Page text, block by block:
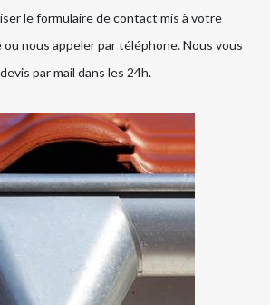
le formulaire de contact mis à votre
nous appeler par téléphone. Nous vous
par mail dans les 24h.